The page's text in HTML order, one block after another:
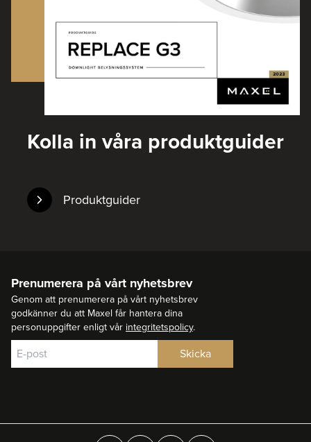
Kolla in våra produktguider
Produktguider
Prenumerera på vårt nyhetsbrev
Genom att prenumerera på vårt nyhetsbrev
godkänner du att Maxel får hantera dina
personuppgifter enligt vår integritetspolicy.